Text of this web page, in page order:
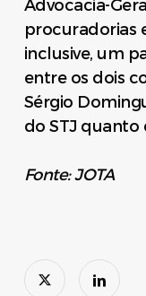
Advocacia-
procuradorias
inclusive, um
entre os dois
Sérgio
do STJ quanto
Fonte: JOTA